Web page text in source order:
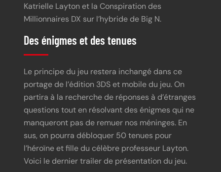
Katrielle Layton et la Conspiration des
Millionnaires DX sur l’hybride de Big N.
Des énigmes et des tenues
Le principe du jeu restera inchangé dans ce
portage de l’édition 3DS et mobile du jeu. On
partira à la recherche de réponses à d’étranges
questions tout en résolvant des énigmes qui ne
manqueront pas de remuer nos méninges. En
sus, on pourra débloquer 50 tenues pour
l’héroïne et fille du célèbre professeur Layton.
Voici le dernier trailer de présentation du jeu.